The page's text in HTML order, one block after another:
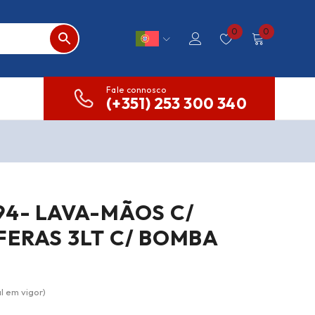
0 0
Fale connosco
(+351) 253 300 340
LAVA-MÃOS C/
3LT C/ BOMBA
em vigor)